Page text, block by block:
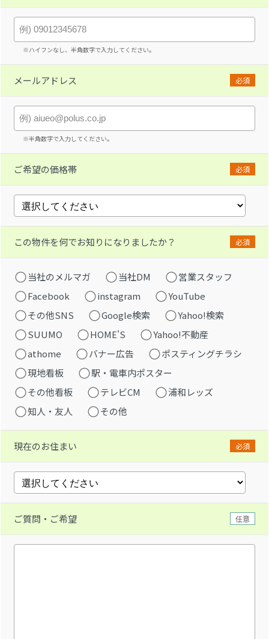
※ハイフンなし、半角数字で入力してください。
メールアドレス 必須
※半角数字で入力してください。
ご希望の価格帯 必須
この物件を何でお知りになりましたか？ 必須
当社のメルマガ 当社DM
営業スタッフ
Facebook
instagram
YouTube
その他SNS
Google検索
Yahoo!検索
SUUMO
HOME'S
Yahoo!不動産
athome
バナー広告
ポスティングチラシ
現地看板
駅・電車内ポスター
その他看板
テレビCM
浦和レッズ
知人・友人
その他
現在のお住まい 必須
ご質問・ご希望 任意